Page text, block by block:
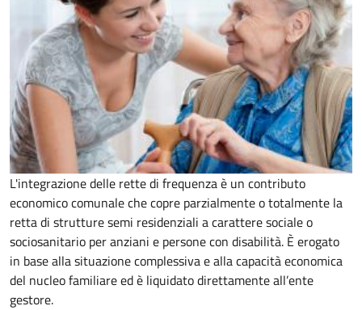
L'integrazione delle rette di frequenza è un contributo
economico comunale che copre parzialmente o totalmente la
retta di strutture semi residenziali a carattere sociale o
sociosanitario per anziani e persone con disabilità. È erogato
in base alla situazione complessiva e alla capacità economica
del nucleo familiare ed è liquidato direttamente all’ente
gestore.